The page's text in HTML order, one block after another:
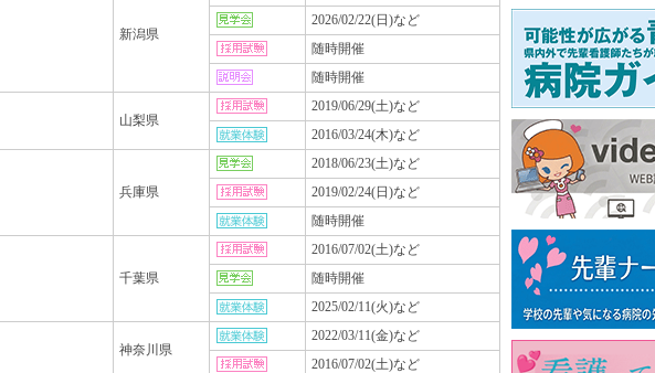
新潟県
2026/02/22(日)など
随時開催
随時開催
山梨県
2019/06/29(土)など
2016/03/24(木)など
兵庫県
2018/06/23(土)など
2019/02/24(日)など
随時開催
千葉県
2016/07/02(土)など
随時開催
2025/02/11(火)など
神奈川県
2022/03/11(金)など
2016/07/02(土)など